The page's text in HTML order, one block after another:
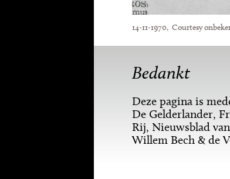
14-11-1970, Courtesy
Bedankt
Deze pagina is
De Gelderlander,
Rij, Nieuwsblad
Willem Bech & de